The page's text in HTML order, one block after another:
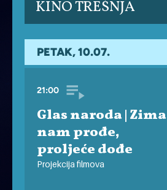
KINO TREŠNJA
PETAK, 10.07.
21:00
Glas naroda | Zima
nam prođe,
proljeće dođe
Projekcija filmova